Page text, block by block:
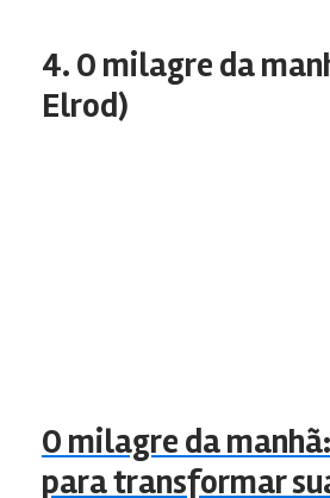
4. O milagre da
Elrod)
O milagre da
para transformar